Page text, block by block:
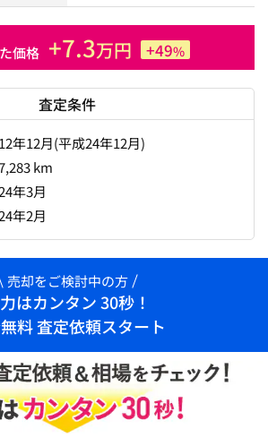
価格 +7.3万円 +49%
査定条件
年12月(平成24年12月)
km
年3月
年2月
売却をご検討中の方
はカンタン 30秒！
料 査定依頼スタート